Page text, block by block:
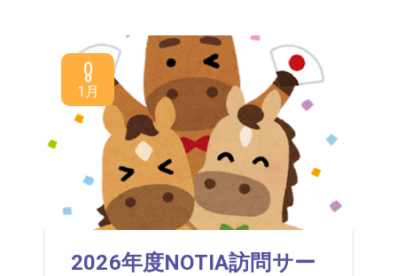
8
1月
2026年度NOTIA訪問サー